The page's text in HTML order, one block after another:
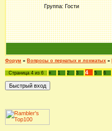
Группа: Гости
Форум » Вопросы о пернатых и лохматых »
Страница4из6 « 1 2 3 4 5 6